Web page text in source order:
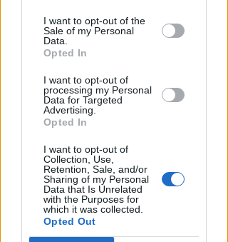
by us to third parties on the IAB’s List of
Downstream Participants that may
further disclose it to other third parties.
I want to opt-out of the
Sale of my Personal
Data.
Opted In
I want to opt-out of
processing my Personal
Data for Targeted
Advertising.
Opted In
I want to opt-out of
Collection, Use,
Retention, Sale, and/or
Sharing of my Personal
Data that Is Unrelated
with the Purposes for
which it was collected.
Opted Out
Colluttazione in albergo per
difendere la madre: figlio fa
arrestare il padre
Lamberto Abbati